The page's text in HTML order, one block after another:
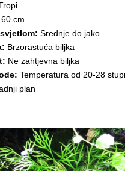
cm
Srednje do jako
Brzorastuća biljka
Ne zahtjevna biljka
Temperatura od 20-28
plan